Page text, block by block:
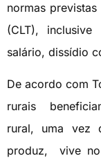
normas
(CLT), inclusive
salário, dissídio
De acordo com
rurais
rural, uma vez
produz, vive no